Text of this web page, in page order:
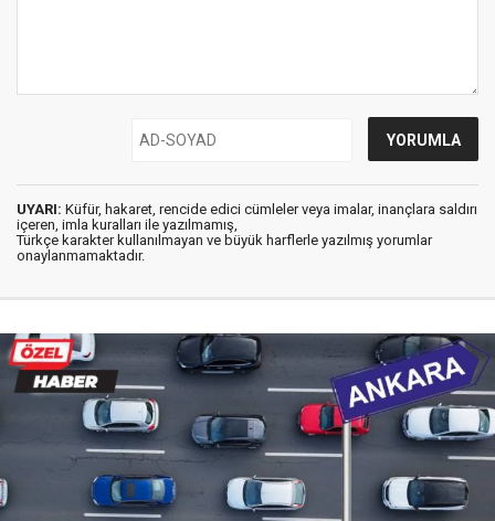
UYARI: Küfür, hakaret, rencide edici cümleler veya imalar, inançlara saldırı
içeren, imla kuralları ile yazılmamış,
Türkçe karakter kullanılmayan ve büyük harflerle yazılmış yorumlar
onaylanmamaktadır.